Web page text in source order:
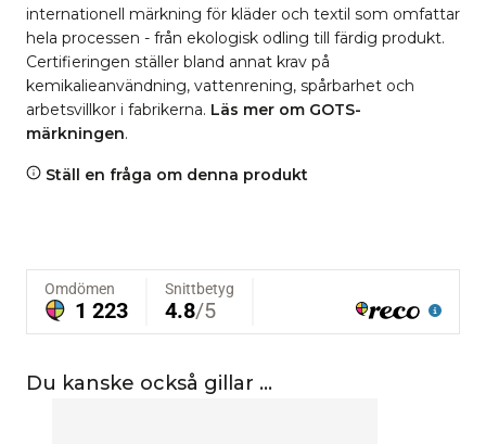
internationell märkning för kläder och textil som omfattar
hela processen - från ekologisk odling till färdig produkt.
Certifieringen ställer bland annat krav på
kemikalieanvändning, vattenrening, spårbarhet och
arbetsvillkor i fabrikerna. Läs mer om GOTS-
märkningen.
Ställ en fråga om denna produkt
Du kanske också gillar …